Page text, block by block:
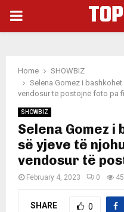
PRIMARY
Home
SHOWBIZ
Selena Gomez i
vendosur të postojnë foto pa
SHOWBIZ
Selena Gomez i
së yjeve të
vendosur të
February 4, 2023 0
SHARE 0